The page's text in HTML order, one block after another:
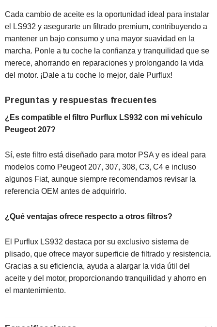
Cada cambio de aceite es la oportunidad ideal para instalar
el LS932 y asegurarte un filtrado premium, contribuyendo a
mantener un bajo consumo y una mayor suavidad en la
marcha. Ponle a tu coche la confianza y tranquilidad que se
merece, ahorrando en reparaciones y prolongando la vida
del motor. ¡Dale a tu coche lo mejor, dale Purflux!
Preguntas y respuestas frecuentes
¿Es compatible el filtro Purflux LS932 con mi vehículo
Peugeot 207?
Sí, este filtro está diseñado para motor PSA y es ideal para
modelos como Peugeot 207, 307, 308, C3, C4 e incluso
algunos Fiat, aunque siempre recomendamos revisar la
referencia OEM antes de adquirirlo.
¿Qué ventajas ofrece respecto a otros filtros?
El Purflux LS932 destaca por su exclusivo sistema de
plisado, que ofrece mayor superficie de filtrado y resistencia.
Gracias a su eficiencia, ayuda a alargar la vida útil del
aceite y del motor, proporcionando tranquilidad y ahorro en
el mantenimiento.